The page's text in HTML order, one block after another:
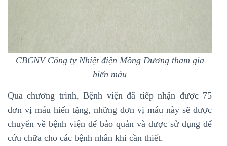
CBCNV Công ty Nhiệt điện Mông Dương tham gia
hiến máu
Qua chương trình, Bệnh viện đã tiếp nhận được 75
đơn vị máu hiến tặng, những đơn vị máu này sẽ được
chuyển về bệnh viện để bảo quản và được sử dụng để
cứu chữa cho các bệnh nhân khi cần thiết.